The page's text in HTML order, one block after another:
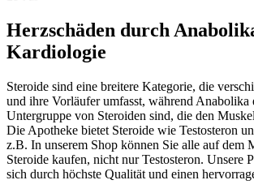
Herzschäden durch
Kardiologie
Steroide sind eine breitere Kategorie, die
und ihre Vorläufer umfasst, während Anabolika
Untergruppe von Steroiden sind, die den
Die Apotheke bietet Steroide wie Testosteron
z.B. In unserem Shop können Sie alle auf dem
Steroide kaufen, nicht nur Testosteron. Unsere
sich durch höchste Qualität und einen